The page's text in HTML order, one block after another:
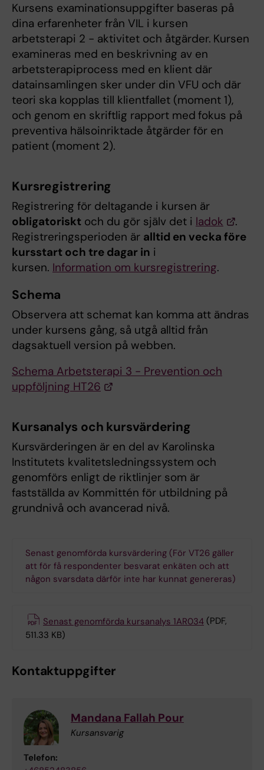
Kursens examinationsuppgifter baseras på
dina erfarenheter från VIL i kursen
arbetsterapi 2 - aktivitet och åtgärder. Kursen
examineras med en beskrivning av en
arbetsterapiprocess med en klient där
datainsamlingen sker under din VFU och där
teori ska kopplas till klientfallet (moment 1),
och genom en skriftlig rapport med fokus på
preventiva hälsoinriktade åtgärder för en
patient (moment 2).
Kursregistrering
Registrering för deltagande i kursen är
obligatoriskt och du gör själv det i ladok
.
Registreringsperioden är alltid en vecka före
kursstart och tre dagar in i
kursen. Information om kursregistrering.
Schema
Observera att schemat kan komma att ändras
under kursens gång, så utgå alltid från
dagsaktuell version på webben.
Schema Arbetsterapi 3 - Prevention och
uppföljning HT26
Kursanalys och kursvärdering
Kursvärderingen är en del av Karolinska
Institutets kvalitetsledningssystem och
genomförs enligt de riktlinjer som är
fastställda av Kommittén för utbildning på
grundnivå och avancerad nivå.
Senast genomförda kursvärdering (För VT26 gäller
att för få respondenter besvarat enkäten och att
någon svarsdata därför inte har kunnat genereras)
Senast genomförda kursanalys 1AR034 (PDF,
511.33 KB)
Kontaktuppgifter
Mandana Fallah Pour
Kursansvarig
Telefon: